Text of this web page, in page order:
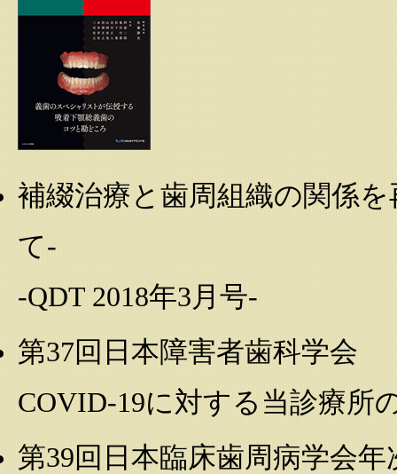
補綴治療と歯周組織の関係
て-
-QDT 2018年3月号-
第37回日本障害者歯科学会
COVID-19に対する当診療所
第39回日本臨床歯周病学会年